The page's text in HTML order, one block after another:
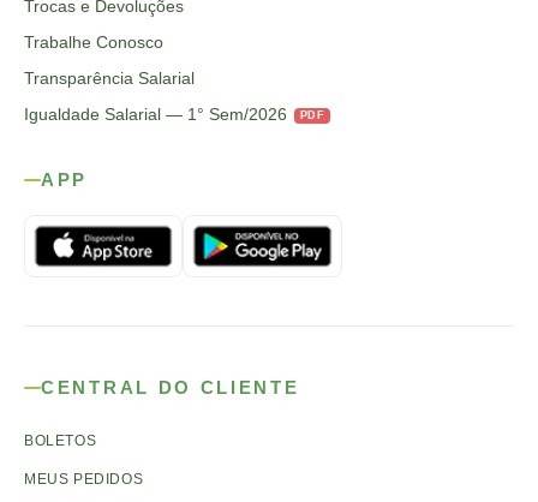
Trocas e Devoluções
Trabalhe Conosco
Transparência Salarial
Igualdade Salarial — 1° Sem/2026
PDF
APP
CENTRAL DO CLIENTE
BOLETOS
MEUS PEDIDOS